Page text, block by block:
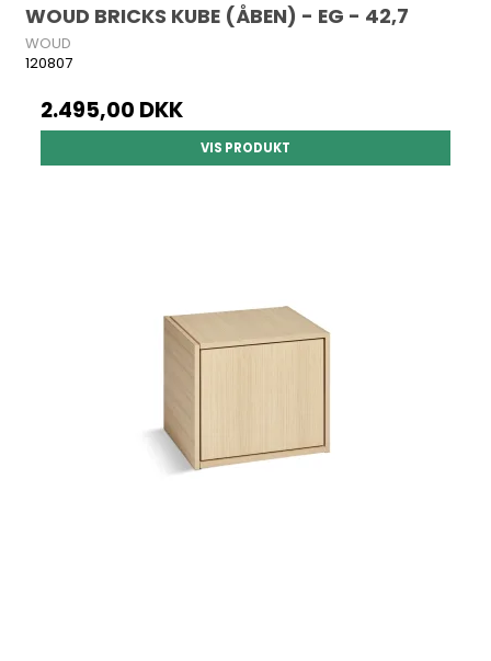
WOUD BRICKS KUBE (ÅBEN) - EG - 42,7
WOUD
120807
2.495,00 DKK
VIS PRODUKT